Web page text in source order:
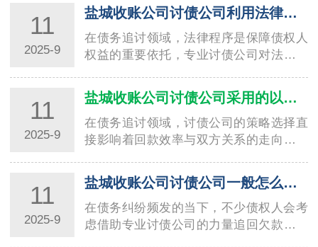
11
2025-9
盐城收账公司讨债公司利用法律程序讨债的技巧与要点
在债务追讨领域，法律程序是保障债权人
权益的重要依托，专业讨债公司对法律工
规性。温…
11
2025-9
盐城收账公司讨债公司采用的以退为进讨债方法分析
在债务追讨领域，讨债公司的策略选择直
接影响着回款效率与双方关系的走向。其
略性…
11
2025-9
盐城收账公司讨债公司一般怎么收费？详细解读收费标准
在债务纠纷频发的当下，不少债权人会考
虑借助专业讨债公司的力量追回欠款，而